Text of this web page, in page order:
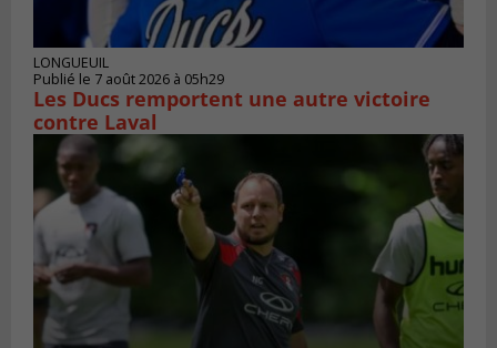
LONGUEUIL
Publié le 7 août 2026 à 05h29
Les Ducs remportent une autre victoire
contre Laval